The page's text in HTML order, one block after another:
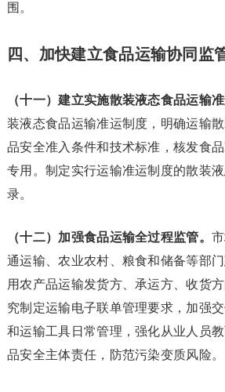
围。
四、加快建立食品运输协同监
（十一）建立实施散装液态食品运输准
装液态食品运输准运制度，明确运输
品安全准入条件和技术标准，核发食
专用。制定实行运输准运制度的散装
录。
（十二）加强食品运输全过程监管。
通运输、农业农村、粮食和储备等部
用农产品运输发货方、承运方、收货
究制定运输电子联单管理要求，加强
和运输工具日常管理，强化从业人员
品安全主体责任，防范污染变质风险。